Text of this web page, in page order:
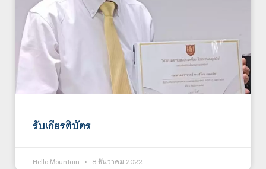
รับเกียรติบัตร
Hello Mountain 8 ธันวาคม 2022